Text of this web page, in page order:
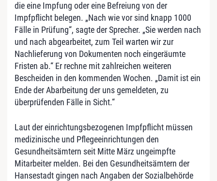
die eine Impfung oder eine Befreiung von der
Impfpflicht belegen. „Nach wie vor sind knapp 1000
Fälle in Prüfung“, sagte der Sprecher. „Sie werden nach
und nach abgearbeitet, zum Teil warten wir zur
Nachlieferung von Dokumenten noch eingeräumte
Fristen ab.“ Er rechne mit zahlreichen weiteren
Bescheiden in den kommenden Wochen. „Damit ist ein
Ende der Abarbeitung der uns gemeldeten, zu
überprüfenden Fälle in Sicht.“
Laut der einrichtungsbezogenen Impfpflicht müssen
medizinische und Pflegeeinrichtungen den
Gesundheitsämtern seit Mitte März ungeimpfte
Mitarbeiter melden. Bei den Gesundheitsämtern der
Hansestadt gingen nach Angaben der Sozialbehörde